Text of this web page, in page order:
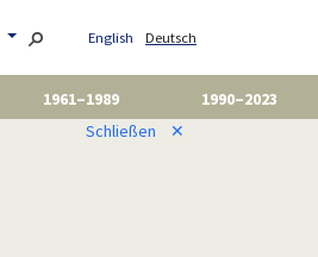
English Deutsch
1961–1989
1990–2023
Schließen ✕